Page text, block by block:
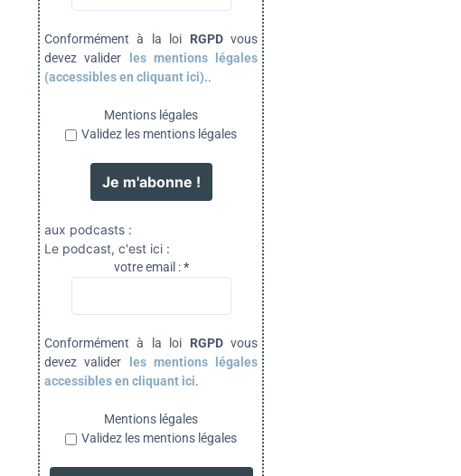
Conformément à la loi RGPDvous
devez valider
les mentions légales
(accessibles en cliquant ici)..
Mentions légales
Validez les mentions légales
aux podcasts :
Le podcast, c'est ici :
votre email :*
Conformément à la loi RGPDvous
devez valider
les mentions légales
accessibles en cliquant ici.
Mentions légales
Validez les mentions légales